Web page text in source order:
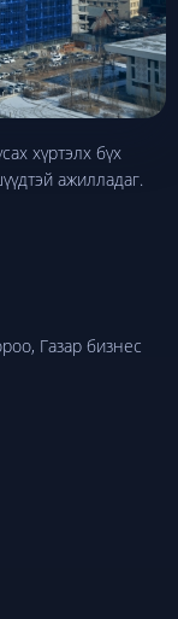
хүртэлх бүх
ажилладаг.
Газар бизнес